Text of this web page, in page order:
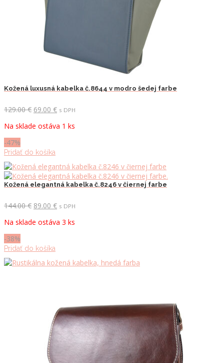
Kožená luxusná kabelka č.8644 v modro šedej farbe
129.00€ Pôvodná
bola:
69.00 €Aktuálna
je:
s DPH
Na sklade ostáva 1 ks
-47%
Pridať do košíka
Kožená elegantná kabelka č.8246 v čiernej farbe
144.00€ Pôvodná
bola:
89.00 €Aktuálna
je:
s DPH
Na sklade ostáva 3 ks
-38%
Pridať do košíka